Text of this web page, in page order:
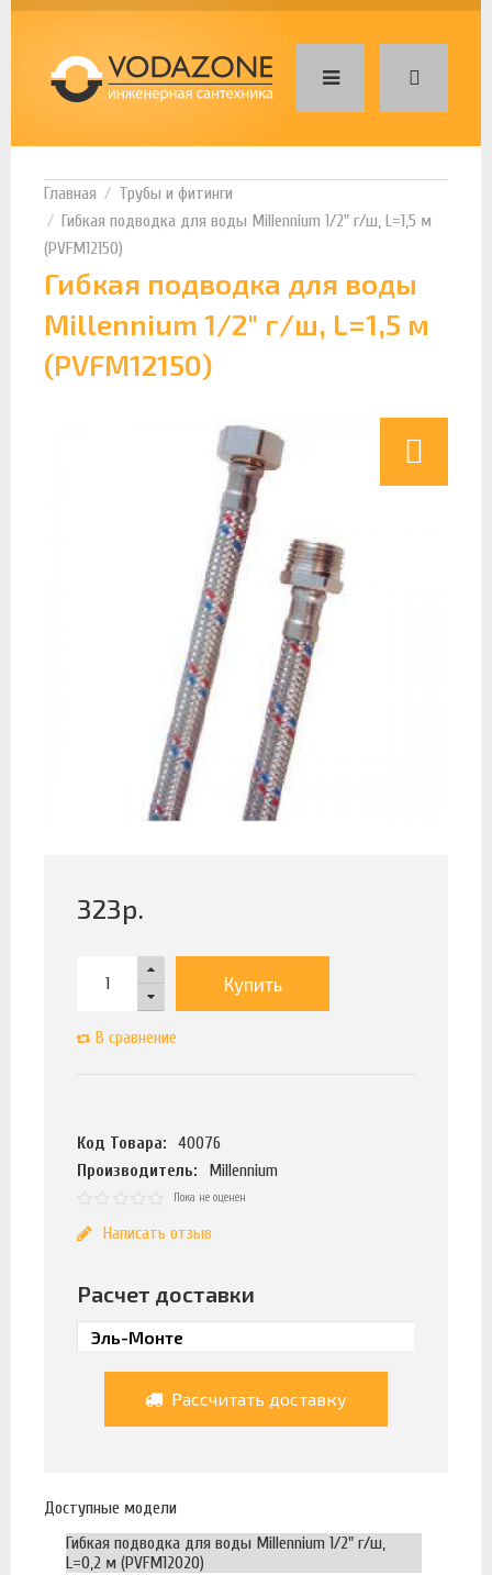
Трубы и фитинги
Гибкая подводка для воды Millennium 1/2" г/ш, L=1,5 м
(PVFM12150)
Гибкая подводка для воды
Millennium 1/2" г/ш, L=1,5 м
(PVFM12150)
323р.
Купить
В сравнение
Код Товара:
40076
Производитель:
Millennium
Пока не оценен
Написать отзыв
Расчет доставки
Рассчитать доставку
Доступные модели
Гибкая подводка для воды Millennium 1/2" г/ш,
L=0,2 м (PVFM12020)